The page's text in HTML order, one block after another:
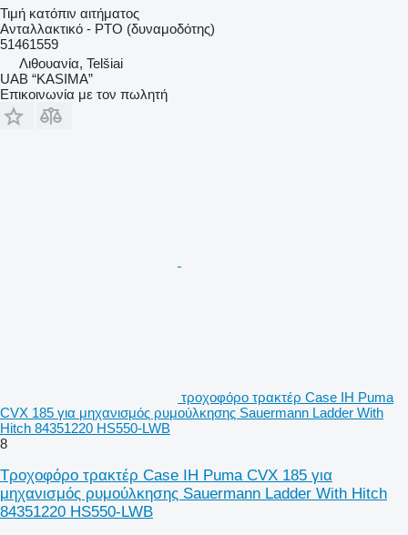
Τιμή κατόπιν αιτήματος
Ανταλλακτικό - PTO (δυναμοδότης)
51461559
Λιθουανία, Telšiai
UAB “KASIMA”
Επικοινωνία με τον πωλητή
τροχοφόρο τρακτέρ Case IH Puma
CVX 185 για μηχανισμός ρυμούλκησης Sauermann Ladder With
Hitch 84351220 HS550-LWB
8
Τροχοφόρο τρακτέρ Case IH Puma CVX 185 για
μηχανισμός ρυμούλκησης Sauermann Ladder With Hitch
84351220 HS550-LWB